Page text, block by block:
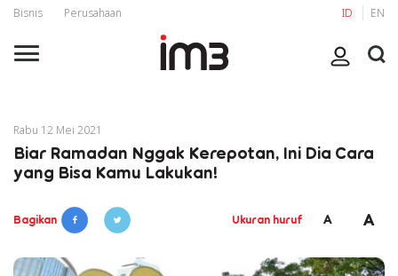
Bisnis Perusahaan ID EN
Rabu 12 Mei 2021
Biar Ramadan Nggak Kerepotan, Ini Dia Cara
yang Bisa Kamu Lakukan!
Bagikan Ukuran huruf A A